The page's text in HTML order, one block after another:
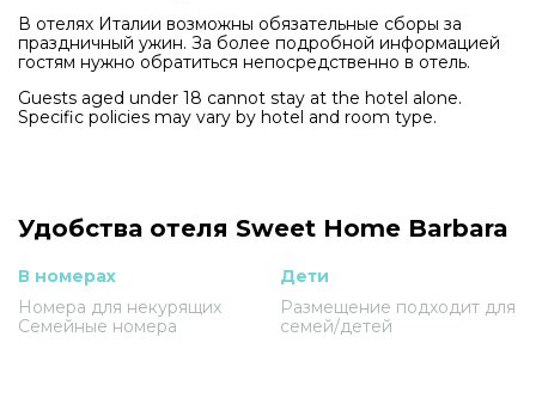
В отелях Италии возможны обязательные сборы за
праздничный ужин. За более подробной информацией
гостям нужно обратиться непосредственно в отель.
Guests aged under 18 cannot stay at the hotel alone.
Specific policies may vary by hotel and room type.
Удобства отеля Sweet Home Barbara
В номерах
Номера для некурящих
Семейные номера
Дети
Размещение подходит для
семей/детей